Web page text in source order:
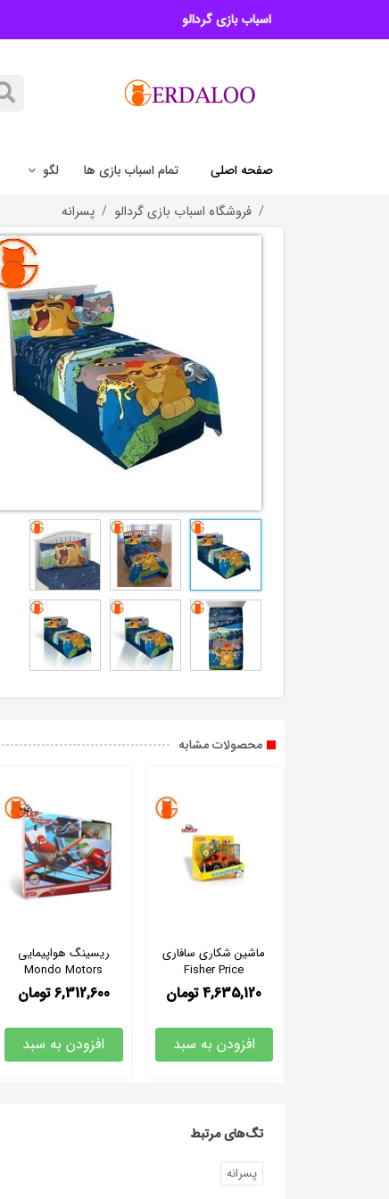
اسباب بازی گردالو
صفحه اصلی تمام اسباب بازی ها لگو
فروشگاه اسباب بازی گردالو پسرانه
محصولات مشابه
ماشین شکاری سافاری
Fisher Price
4,635,120 تومان
افزودن به سبد
ریسینگ هواپیمایی
Mondo Motors
6,312,600 تومان
افزودن به سبد
تگ‌های مرتبط
پسرانه